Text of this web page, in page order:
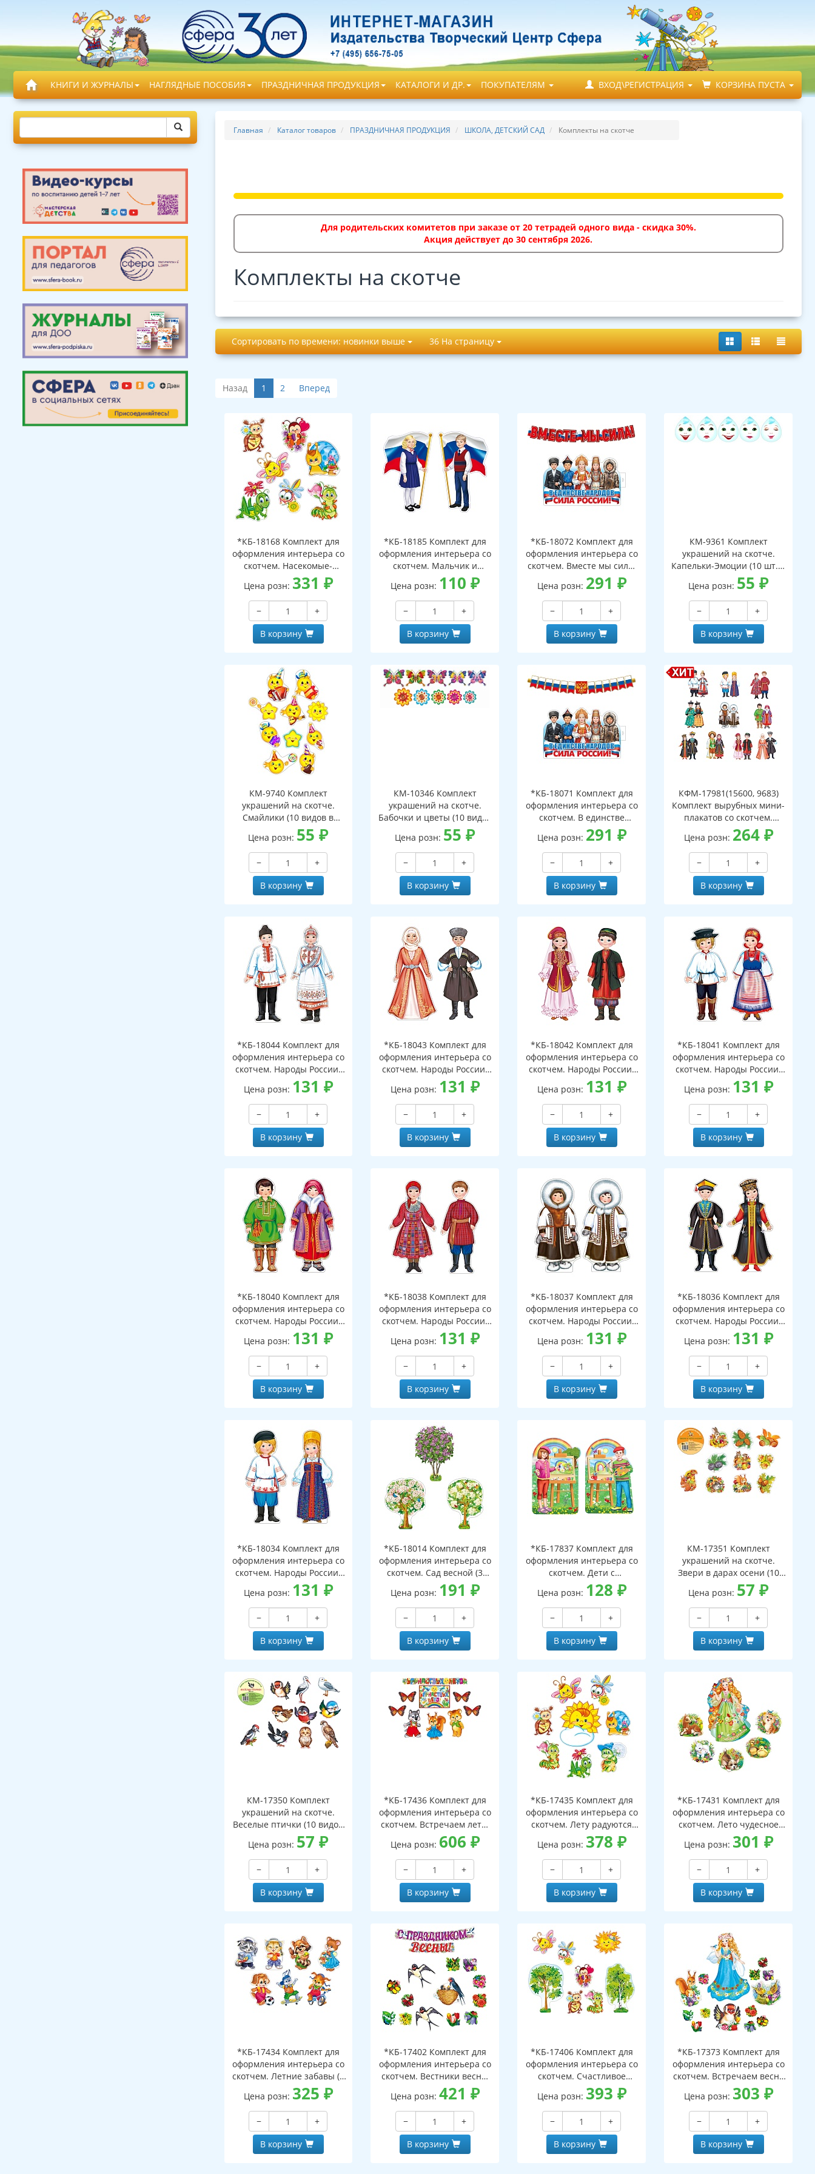
КНИГИ И ЖУРНАЛЫ НАГЛЯДНЫЕ ПОСОБИЯ ПРАЗДНИЧНАЯ ПРОДУКЦИЯ КАТАЛОГИ И ДР. ПОКУПАТЕЛЯМ ВХОД\РЕГИСТРАЦИЯ КОРЗИНА ПУСТА
Главная Каталог товаров ПРАЗДНИЧНАЯ ПРОДУКЦИЯ ШКОЛА, ДЕТСКИЙ САД Комплекты на скотче
Для родительских комитетов при заказе от 20 тетрадей одного вида - скидка 30%.
Акция действует до 30 сентября 2026.
Комплекты на скотче
Сортировать по времени: новинки выше 36 На страницу
Назад 1 2 Вперед
*КБ-18168 Комплект для
оформления интерьера со
скотчем. Насекомые-
малыши
Цена розн: 331 ₽
−
+
В корзину
*КБ-18185 Комплект для
оформления интерьера со
скотчем. Мальчик и
девочка с Российским
флагом (2 плаката А4)
Цена розн: 110 ₽
−
+
В корзину
*КБ-18072 Комплект для
оформления интерьера со
скотчем. Вместе мы сила!
(плакат А3 и гирлянда 1,6
м)
Цена розн: 291 ₽
−
+
В корзину
КМ-9361 Комплект
украшений на скотче.
Капельки-Эмоции (10 шт. 5
видов по 2 штуки в
комплекте)
Цена розн: 55₽
−
+
В корзину
КМ-9740 Комплект
украшений на скотче.
Смайлики (10 видов в
комплекте)
Цена розн: 55₽
−
+
В корзину
КМ-10346 Комплект
украшений на скотче.
Бабочки и цветы (10 видов
в комплекте)
Цена розн: 55₽
−
+
В корзину
*КБ-18071 Комплект для
оформления интерьера со
скотчем. В единстве
народов - сила России!
(плакат А3 и гирлянда 1,65
м)
Цена розн: 291 ₽
−
+
В корзину
КФМ-17981(15600, 9683)
Комплект вырубных мини-
плакатов со скотчем.
Костюмы народов России
Цена розн: 264₽
−
+
В корзину
*КБ-18044 Комплект для
оформления интерьера со
скотчем. Народы России.
Чуваши (2 плаката А3,
блестки в лаке)
Цена розн: 131 ₽
−
+
В корзину
*КБ-18043 Комплект для
оформления интерьера со
скотчем. Народы России.
Чеченцы(2 плаката А3, УФ-
лак)
Цена розн: 131 ₽
−
+
В корзину
*КБ-18042 Комплект для
оформления интерьера со
скотчем. Народы России.
Татары (2 плаката А3)
Цена розн: 131 ₽
−
+
В корзину
*КБ-18041 Комплект для
оформления интерьера со
скотчем. Народы России.
Карелы (2 плаката А3,
блестки в лаке)
Цена розн: 131 ₽
−
+
В корзину
*КБ-18040 Комплект для
оформления интерьера со
скотчем. Народы России.
Ханты и манси (2 плаката
А3)
Цена розн: 131 ₽
−
+
В корзину
*КБ-18038 Комплект для
оформления интерьера со
скотчем. Народы России.
Удмурты (2 плаката А3)
Цена розн: 131 ₽
−
+
В корзину
*КБ-18037 Комплект для
оформления интерьера со
скотчем. Народы России.
Чукчи (2 плаката А3)
Цена розн: 131 ₽
−
+
В корзину
*КБ-18036 Комплект для
оформления интерьера со
скотчем. Народы России.
Калмыки (2 плаката А3)
Цена розн: 131 ₽
−
+
В корзину
*КБ-18034 Комплект для
оформления интерьера со
скотчем. Народы России.
Русские (2 плак. А3, УФ-лак)
Цена розн: 131 ₽
−
+
В корзину
*КБ-18014 Комплект для
оформления интерьера со
скотчем. Сад весной (3
фигуры деревьев А3, УФ-
лак)
Цена розн: 191 ₽
−
+
В корзину
*КБ-17837 Комплект для
оформления интерьера со
скотчем. Дети с
мольбертом (2 плаката А3,
двухсторонние)
Цена розн: 128 ₽
−
+
В корзину
КМ-17351 Комплект
украшений на скотче.
Звери в дарах осени (10
фигурок в комплекте)
Цена розн: 57₽
−
+
В корзину
КМ-17350 Комплект
украшений на скотче.
Веселые птички (10 видов
в комплекте)
Цена розн: 57₽
−
+
В корзину
*КБ-17436 Комплект для
оформления интерьера со
скотчем. Встречаем лето!
(гирлянда 1,86 м с
плакатом А3, 3 фигурных
плаката А3, фигура
бабочки А4 по 4 шт.)
Цена розн: 606 ₽
−
+
В корзину
*КБ-17435 Комплект для
оформления интерьера со
скотчем. Лету радуются
все! (фигурный плакат А3,
7 фигурных плакатов А4)
Цена розн: 378 ₽
−
+
В корзину
*КБ-17431 Комплект для
оформления интерьера со
скотчем. Лето чудесное
(фигурный плакат А3 и 5
фигур зверей А4)
Цена розн: 301 ₽
−
+
В корзину
*КБ-17434 Комплект для
оформления интерьера со
скотчем. Летние забавы (7
фигурных плакатов А4)
Цена розн: 325 ₽
−
+
В корзину
*КБ-17402 Комплект для
оформления интерьера со
скотчем. Вестники весны
(гирлянда 2 м, 3 фигуры
ласточек А4, весенний
набор из 10-ти цветов)
Цена розн: 421 ₽
−
+
В корзину
*КБ-17406 Комплект для
оформления интерьера со
скотчем. Счастливое
детство! (6 фигурных
плакатов А4 и 2 фигуры
деревьев А3)
Цена розн: 393 ₽
−
+
В корзину
*КБ-17373 Комплект для
оформления интерьера со
скотчем. Встречаем весну
(фигура девушки Весны А2
и 3 фигуры зверей А4)
Цена розн: 303 ₽
−
+
В корзину